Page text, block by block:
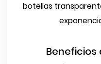
botellas